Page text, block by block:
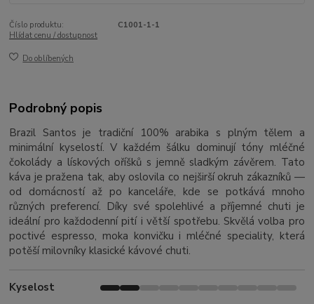
Číslo produktu:
C1001-1-1
Hlídat cenu / dostupnost
Do oblíbených
Podrobný popis
Brazil Santos je tradiční 100% arabika s plným tělem a
minimální kyselostí. V každém šálku dominují tóny mléčné
čokolády a lískových oříšků s jemně sladkým závěrem. Tato
káva je pražena tak, aby oslovila co nejširší okruh zákazníků —
od domácností až po kanceláře, kde se potkává mnoho
různých preferencí. Díky své spolehlivé a příjemné chuti je
ideální pro každodenní pití i větší spotřebu. Skvělá volba pro
poctivé espresso, moka konvičku i mléčné speciality, která
potěší milovníky klasické kávové chuti.
Kyselost